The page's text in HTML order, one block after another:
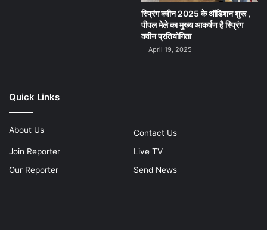
स्प्रिंग क्वीन 2025 के ऑडिशन शुरू ,
पीपल मेले का मुख्य आकर्षण है स्प्रिंग
क्वीन प्रतियोगिता
April 19, 2025
Quick Links
About Us
Contact Us
Join Reporter
Live TV
Our Reporter
Send News